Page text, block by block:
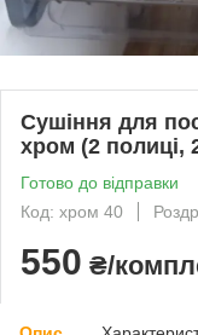
Сушіння для
хром (2 полиці,
Готово до відправки
Код: хром 40
550 ₴/